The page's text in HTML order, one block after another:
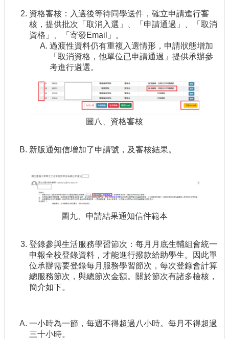
資格審核：入選後等待同學送件，確立申請進行審
核，提供批次「取消入選」、「申請通過」、「取消
資格」、「寄發Email」。
過渡性資料仍有重複入選情形，申請狀態增加
「取消資格，他單位已申請通過」提供承辦參
考進行遴選。
圖八、資格審核
新版通知信增加了申請號，及審核結果。
圖九、申請結果通知信件範本
登錄參與生活服務學習節次：每月月底生輔組會統一
申報全校登錄資料，才能進行撥款給助學生。因此單
位承辦需要登錄每月服務學習節次，每次登錄會計算
總服務節次，與總節次金額。關於節次有諸多檢核，
簡介如下。
一小時為一節，每週不得超過八小時。每月不得超過
三十小時。